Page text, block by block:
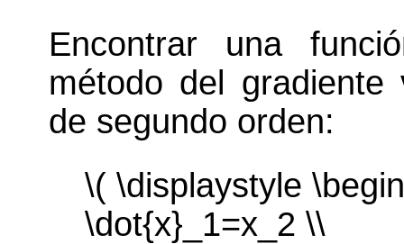
Encontrar una
método del
de segundo orden:
\( \displaystyle
\dot{x}_1=x_2 \\